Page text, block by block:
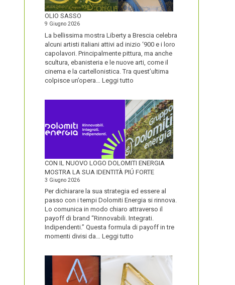
ALL’ORIGINE
DI
NOME
OLIO SASSO
9 Giugno 2026
La bellissima mostra Liberty a Brescia celebra
alcuni artisti italiani attivi ad inizio ‘900 e i loro
capolavori. Principalmente pittura, ma anche
scultura, ebanisteria e le nuove arti, come il
cinema e la cartellonistica. Tra quest’ultima
colpisce un’opera… Leggi tutto
CON IL NUOVO LOGO DOLOMITI ENERGIA
MOSTRA LA SUA IDENTITÀ PIÚ FORTE
3 Giugno 2026
Per dichiarare la sua strategia ed essere al
passo con i tempi Dolomiti Energia si rinnova.
Lo comunica in modo chiaro attraverso il
payoff di brand “Rinnovabili. Integrati.
Indipendenti.” Questa formula di payoff in tre
momenti divisi da… Leggi tutto
LOGO
DOLOMITI